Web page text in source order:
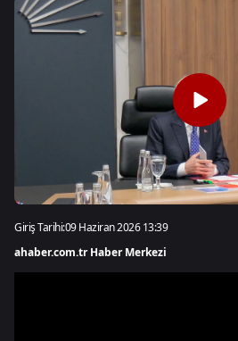
Giriş Tarihi:09 Haziran 2026 13:39
ahaber.com.tr Haber Merkezi